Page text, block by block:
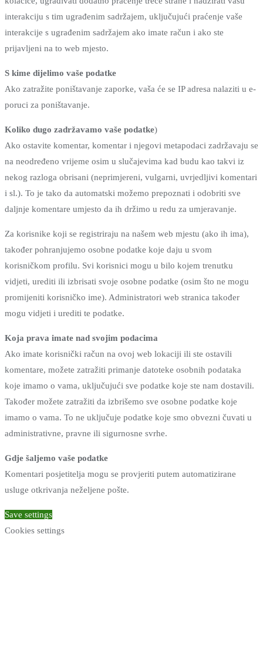
interakciju s tim ugrađenim sadržajem, uključujući praćenje vaše
interakcije s ugrađenim sadržajem ako imate račun i ako ste
prijavljeni na to web mjesto.
S kime dijelimo vaše podatke
Ako zatražite poništavanje zaporke, vaša će se IP adresa nalaziti u e-
poruci za poništavanje.
Koliko dugo zadržavamo vaše podatke)
Ako ostavite komentar, komentar i njegovi metapodaci zadržavaju se
na neodređeno vrijeme osim u slučajevima kad budu kao takvi iz
nekog razloga obrisani (neprimjereni, vulgarni, uvrjedljivi komentari
i sl.). To je tako da automatski možemo prepoznati i odobriti sve
daljnje komentare umjesto da ih držimo u redu za umjeravanje.
Za korisnike koji se registriraju na našem web mjestu (ako ih ima),
također pohranjujemo osobne podatke koje daju u svom
korisničkom profilu. Svi korisnici mogu u bilo kojem trenutku
vidjeti, urediti ili izbrisati svoje osobne podatke (osim što ne mogu
promijeniti korisničko ime). Administratori web stranica također
mogu vidjeti i urediti te podatke.
Koja prava imate nad svojim podacima
Ako imate korisnički račun na ovoj web lokaciji ili ste ostavili
komentare, možete zatražiti primanje datoteke osobnih podataka
koje imamo o vama, uključujući sve podatke koje ste nam dostavili.
Također možete zatražiti da izbrišemo sve osobne podatke koje
imamo o vama. To ne uključuje podatke koje smo obvezni čuvati u
administrativne, pravne ili sigurnosne svrhe.
Gdje šaljemo vaše podatke
Komentari posjetitelja mogu se provjeriti putem automatizirane
usluge otkrivanja neželjene pošte.
Save settings
Cookies settings